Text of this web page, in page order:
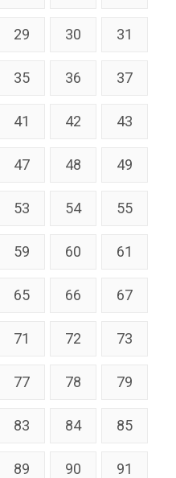
29 30 31
35 36 37
41 42 43
47 48 49
53 54 55
59 60 61
65 66 67
71 72 73
77 78 79
83 84 85
89 90 91